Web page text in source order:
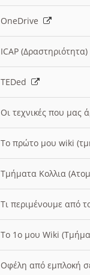
OneDrive
ICAP
TEDed
Οι τεχνικές που μας
Το πρώτο μου wiki
Τμήματα Κολλια
Τι περιμένουμε από
Το 1ο μου Wiki
Οφέλη από εμπλοκή